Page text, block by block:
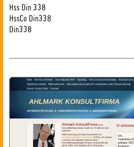
Hss Din 338
HssCo Din338
Din338